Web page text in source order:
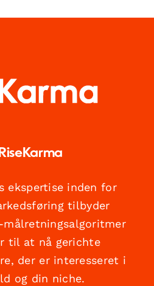
ekspertise inden for
tilbyder
målretningsalgoritmer
til at nå gerichte
der er interesseret i
og din niche.